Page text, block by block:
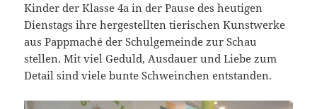
Kinder der Klasse 4a in der Pause des heutigen
Dienstags ihre hergestellten tierischen Kunstwerke
aus Pappmaché der Schulgemeinde zur Schau
stellen. Mit viel Geduld, Ausdauer und Liebe zum
Detail sind viele bunte Schweinchen entstanden.